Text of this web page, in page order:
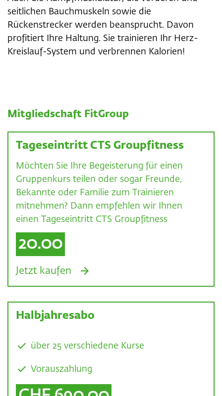
seitlichen Bauchmuskeln sowie die
Rückenstrecker werden beansprucht. Davon
profitiert Ihre Haltung. Sie trainieren Ihr Herz-
Kreislauf-System und verbrennen Kalorien!
Mitgliedschaft FitGroup
Tageseintritt CTS Groupfitness
Möchten Sie Ihre Begeisterung für einen
Gruppenkurs teilen oder sogar Freunde,
Bekannte oder Familie zum Trainieren
mitnehmen? Dann empfehlen wir Ihnen
einen Tageseintritt CTS Groupfitness
20.00
Jetzt kaufen arrow_forward
Halbjahresabo
über 25 verschiedene Kurse
Vorauszahlung